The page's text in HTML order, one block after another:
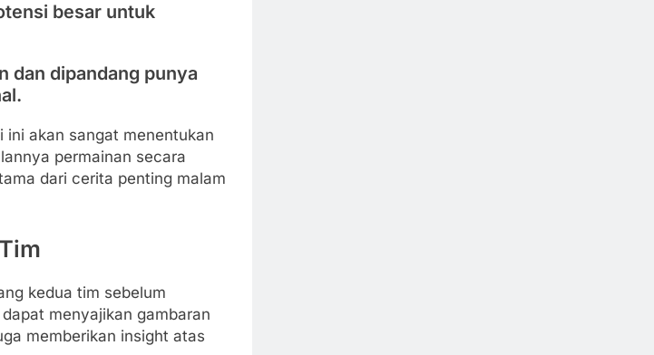
besar untuk
dan dipandang punya
akan sangat menentukan
permainan secara
dari cerita penting malam
kedua tim sebelum
menyajikan gambaran
memberikan insight atas